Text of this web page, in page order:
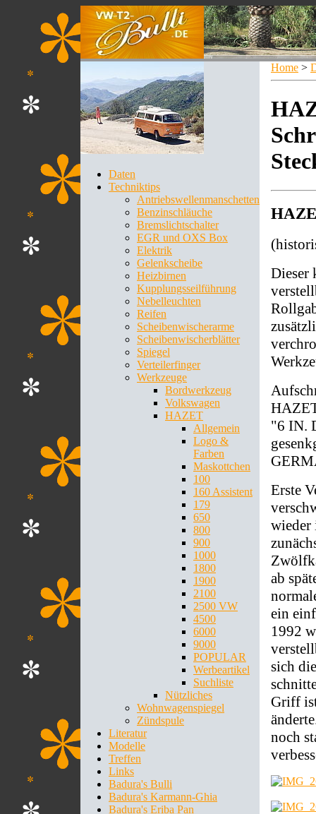
Daten
Techniktips
Antriebswellenmanschetten
Benzinschläuche
Bremslichtschalter
EGR und OXS Box
Elektrik
Gelenkscheibe
Heizbirnen
Kupplungsseilführung
Nebelleuchten
Reifen
Scheibenwischerarme
Scheibenwischerblätter
Spiegel
Verteilerfinger
Werkzeuge
Bordwerkzeug
Volkswagen
HAZET
Allgemein
Logo &
Farben
Maskottchen
100
160 Assistent
179
650
800
900
1000
1800
1900
2100
2500 VW
4500
6000
9000
POPULAR
Werbeartikel
Suchliste
Nützliches
Wohnwagenspiegel
Zündspule
Literatur
Modelle
Treffen
Links
Badura's Bulli
Badura's Karmann-Ghia
Badura's Eriba Pan
Home >
Dieser
"6 IN.
Erste
wieder
ab
ein
1992
sich
Griff
noch